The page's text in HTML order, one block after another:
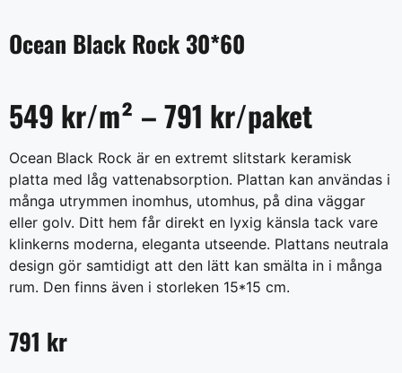
Ocean Black Rock 30*60
549 kr/m² – 791 kr/paket
Ocean Black Rock är en extremt slitstark keramisk
platta med låg vattenabsorption. Plattan kan användas i
många utrymmen inomhus, utomhus, på dina väggar
eller golv. Ditt hem får direkt en lyxig känsla tack vare
klinkerns moderna, eleganta utseende. Plattans neutrala
design gör samtidigt att den lätt kan smälta in i många
rum. Den finns även i storleken 15*15 cm.
791 kr